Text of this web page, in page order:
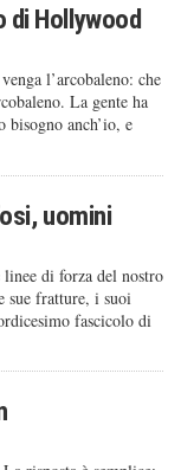
di Hollywood
l’arcobaleno: che
La gente ha
bisogno anch’io, e
uomini
di forza del nostro
sue fratture, i suoi
fascicolo di